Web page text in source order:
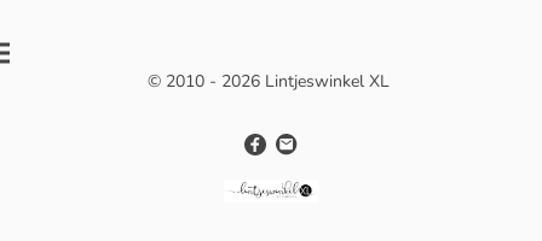
© 2010 - 2026 Lintjeswinkel XL